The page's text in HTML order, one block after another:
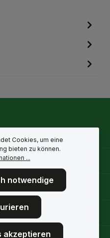
Cookies, um eine
bieten zu können.
...
notwendige
akzeptieren